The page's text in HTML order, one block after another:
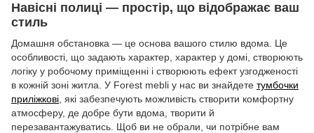
Навісні полиці — простір, що відображає ваш
стиль
Домашня обстановка — це основа вашого стилю вдома. Це
особливості, що задають характер, характер у домі, створюють
логіку у робочому приміщенні і створюють ефект узгодженості
в кожній зоні житла. У Forest mebli у нас ви знайдете тумбочки
приліжкові , які забезпечують можливість створити комфортну
атмосферу, де добре бути вдома, творити й
перезавантажуватись. Щоб ви не обрали, чи потрібне вам